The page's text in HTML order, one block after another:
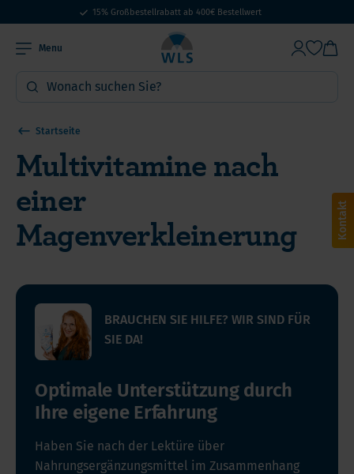
15% Großbestellrabatt ab 400€ Bestellwert
Menu
Startseite
Multivitamine nach
einer
Magenverkleinerung
BRAUCHEN SIE HILFE? WIR SIND FÜR
SIE DA!
Optimale Unterstützung durch
Ihre eigene Erfahrung
Haben Sie nach der Lektüre über
Nahrungsergänzungsmittel im Zusammenhang
Kontakt